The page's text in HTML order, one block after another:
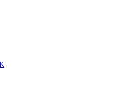
Podcast “Frequência Cardio – Sintoniza-
e saúde mental